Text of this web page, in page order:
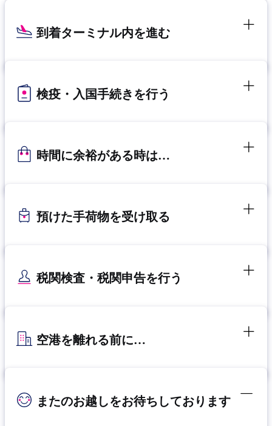
到着ターミナル内を進む
検疫・入国手続きを行う
時間に余裕がある時は…
預けた手荷物を受け取る
税関検査・税関申告を行う
空港を離れる前に…
またのお越しをお待ちしております